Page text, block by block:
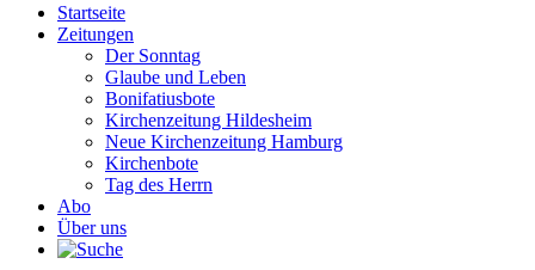
Startseite
Zeitungen
Der Sonntag
Glaube und Leben
Bonifatiusbote
Kirchenzeitung Hildesheim
Neue Kirchenzeitung Hamburg
Kirchenbote
Tag des Herrn
Abo
Über uns